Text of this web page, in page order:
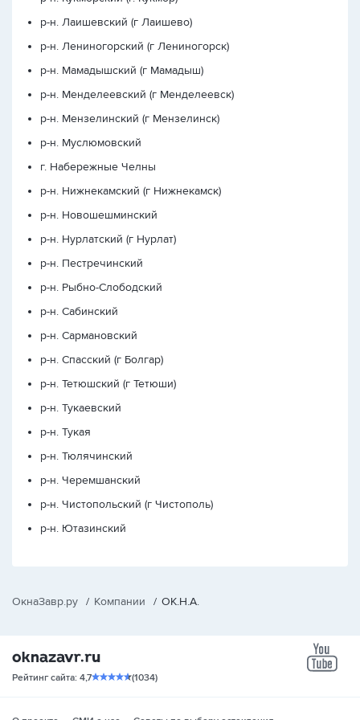
р-н. Лаишевский (г Лаишево)
р-н. Лениногорский (г Лениногорск)
р-н. Мамадышский (г Мамадыш)
р-н. Менделеевский (г Менделеевск)
р-н. Мензелинский (г Мензелинск)
р-н. Муслюмовский
г. Набережные Челны
р-н. Нижнекамский (г Нижнекамск)
р-н. Новошешминский
р-н. Нурлатский (г Нурлат)
р-н. Пестречинский
р-н. Рыбно-Слободский
р-н. Сабинский
р-н. Сармановский
р-н. Спасский (г Болгар)
р-н. Тетюшский (г Тетюши)
р-н. Тукаевский
р-н. Тукая
р-н. Тюлячинский
р-н. Черемшанский
р-н. Чистопольский (г Чистополь)
р-н. Ютазинский
ОкнаЗавр.ру / Компании / ОК.Н.А.
Рейтинг сайта: 4,7 (1034)